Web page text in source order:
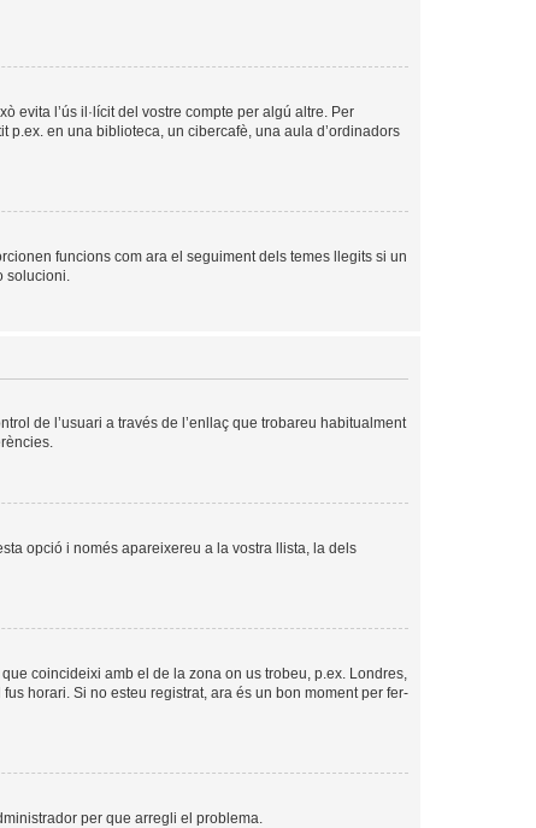
evita l’ús il·lícit del vostre compte per algú altre. Per
p.ex. en una biblioteca, un cibercafè, una aula d’ordinadors
funcions com ara el seguiment dels temes llegits si un
solucioni.
de l’usuari a través de l’enllaç que trobareu habitualment
opció i només apareixereu a la vostra llista, la dels
coincideixi amb el de la zona on us trobeu, p.ex. Londres,
horari. Si no esteu registrat, ara és un bon moment per fer-
per que arregli el problema.